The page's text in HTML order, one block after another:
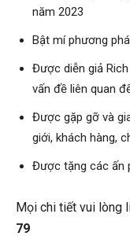
năm 2023
Bật mí phương
Được diễn giả
vấn đề liên quan
Được gặp gỡ và
giới, khách hàng,
Được tặng các ấn
Mọi chi tiết vui lòng
79